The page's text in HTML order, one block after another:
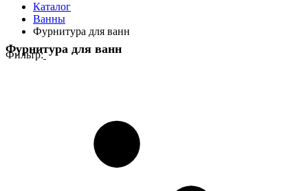
Каталог
Ванны
Фурнитура для ванн
Фурнитура для ванн
Фильтр: